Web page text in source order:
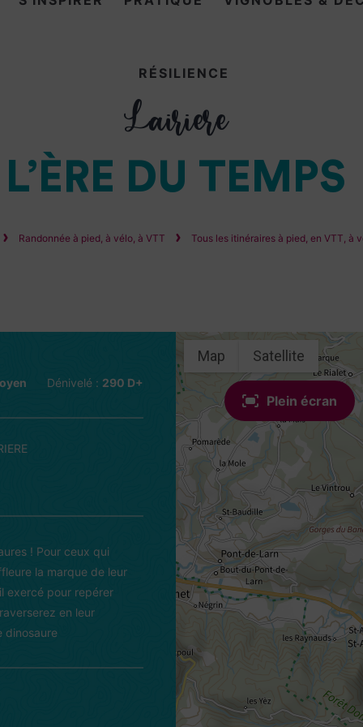
RÉSILIENCE
Lairiere
L’ÈRE DU TEMPS
Randonnée à pied, à vélo, à VTT Tous les itinéraires à pied, en VTT, à
Dénivelé : 290 D+
! Pour ceux qui
la marque de leur
exercé pour repérer
en leur
dinosaure
Plein écran
Map Satellite